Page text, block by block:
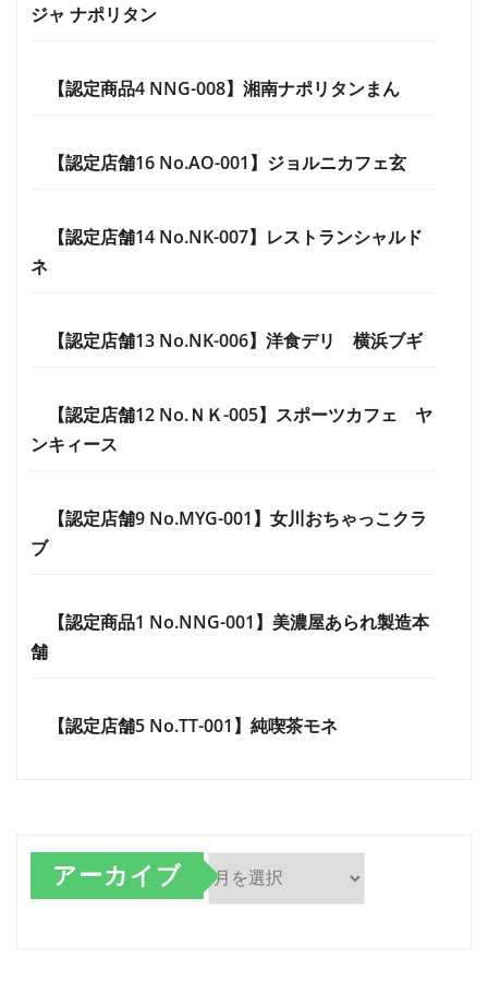
ジャ ナポリタン
【認定商品4 NNG-008】湘南ナポリタンまん
【認定店舗16 No.AO-001】ジョルニカフェ玄
【認定店舗14 No.NK-007】レストランシャルド
ネ
【認定店舗13 No.NK-006】洋食デリ 横浜ブギ
【認定店舗12 No.ＮＫ-005】スポーツカフェ ヤ
ンキィース
【認定店舗9 No.MYG-001】女川おちゃっこクラ
ブ
【認定商品1 No.NNG-001】美濃屋あられ製造本
舗
【認定店舗5 No.TT-001】純喫茶モネ
アーカイブ